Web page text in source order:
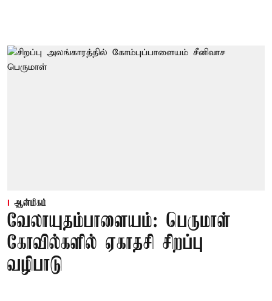
ஆன்மிகம்
வேலாயுதம்பாளையம்: பெருமாள்
கோவில்களில் ஏகாதசி சிறப்பு
வழிபாடு